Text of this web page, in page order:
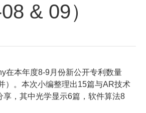
& 09）
在本年度8-9月份新公开专利数量
）。本次小编整理出15篇与AR技术
享，其中光学显示6篇，软件算法8